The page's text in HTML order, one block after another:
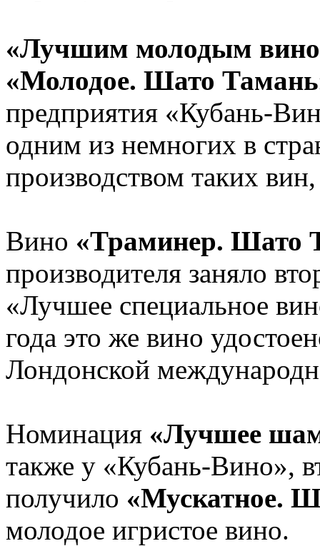
«Лучшим молодым
«Молодое. Шато
предприятия «Кубань-
одним из немногих в
производством таких
Вино «Траминер. Шато
производителя заняло
«Лучшее специальное
года это же вино
Лондонской
Номинация «Лучшее
также у «Кубань-Вино»,
получило «Мускатное.
молодое игристое вино.